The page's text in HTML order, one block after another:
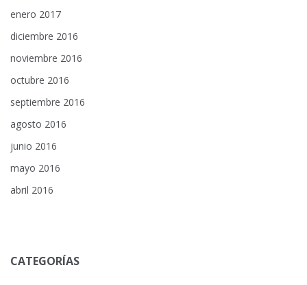
enero 2017
diciembre 2016
noviembre 2016
octubre 2016
septiembre 2016
agosto 2016
junio 2016
mayo 2016
abril 2016
CATEGORÍAS